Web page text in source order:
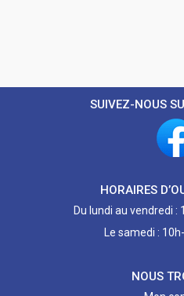
SUIVEZ-NOUS
HORAIRES
Du lundi au vendredi
Le samedi :
NOUS